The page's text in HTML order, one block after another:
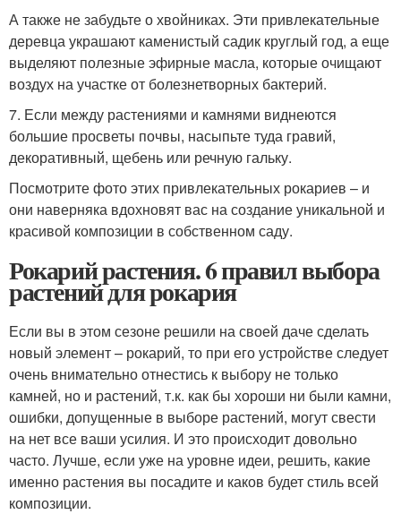
А также не забудьте о хвойниках. Эти привлекательные
деревца украшают каменистый садик круглый год, а еще
выделяют полезные эфирные масла, которые очищают
воздух на участке от болезнетворных бактерий.
7. Если между растениями и камнями виднеются
большие просветы почвы, насыпьте туда гравий,
декоративный, щебень или речную гальку.
Посмотрите фото этих привлекательных рокариев – и
они наверняка вдохновят вас на создание уникальной и
красивой композиции в собственном саду.
Рокарий растения. 6 правил выбора
растений для рокария
Если вы в этом сезоне решили на своей даче сделать
новый элемент – рокарий, то при его устройстве следует
очень внимательно отнестись к выбору не только
камней, но и растений, т.к. как бы хороши ни были камни,
ошибки, допущенные в выборе растений, могут свести
на нет все ваши усилия. И это происходит довольно
часто. Лучше, если уже на уровне идеи, решить, какие
именно растения вы посадите и каков будет стиль всей
композиции.